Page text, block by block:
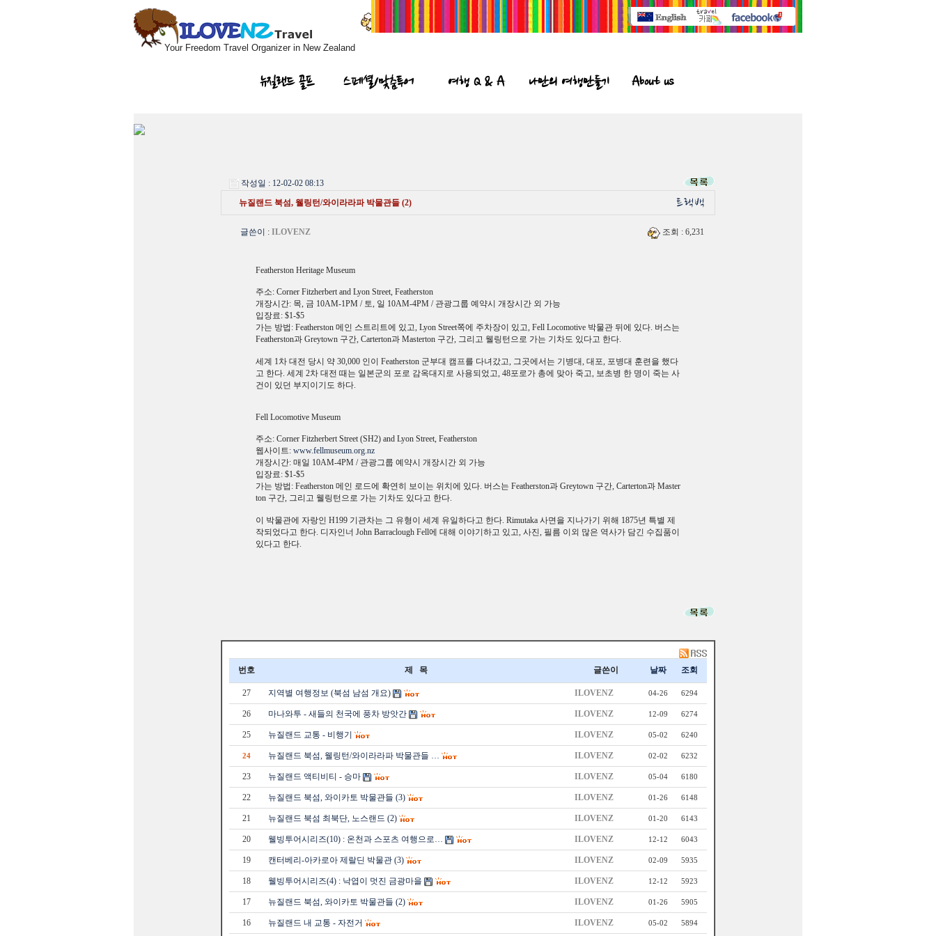
Your Freedom Travel Organizer in New Zealand
뉴질랜드 골프 스페셜/맞춤투어 여행 Q & A 나만의 여행만들기 About us
작성일 : 12-02-02 08:13
뉴질랜드 북섬, 웰링턴/와이라라파 박물관들 (2)
글쓴이 : ILOVENZ 조회 : 6,231
Featherston Heritage Museum
주소: Corner Fitzherbert and Lyon Street, Featherston
개장시간: 목, 금 10AM-1PM / 토, 일 10AM-4PM / 관광그룹 예약시 개장시간 외 가능
입장료: $1-$5
가는 방법: Featherston 메인 스트리트에 있고, Lyon Street쪽에 주차장이 있고, Fell Locomotive 박물관 뒤에 있다. 버스는
Featherston과 Greytown 구간, Carterton과 Masterton 구간, 그리고 웰링턴으로 가는 기차도 있다고 한다.
세계 1차 대전 당시 약 30,000 인이 Featherston 군부대 캠프를 다녀갔고, 그곳에서는 기병대, 대포, 포병대 훈련을 했다
고 한다. 세계 2차 대전 때는 일본군의 포로 감옥대지로 사용되었고, 48포로가 총에 맞아 죽고, 보초병 한 명이 죽는 사
건이 있던 부지이기도 하다.
Fell Locomotive Museum
주소: Corner Fitzherbert Street (SH2) and Lyon Street, Featherston
웹사이트: www.fellmuseum.org.nz
개장시간: 매일 10AM-4PM / 관광그룹 예약시 개장시간 외 가능
입장료: $1-$5
가는 방법: Featherston 메인 로드에 확연히 보이는 위치에 있다. 버스는 Featherston과 Greytown 구간, Carterton과 Master
ton 구간, 그리고 웰링턴으로 가는 기차도 있다고 한다.
이 박물관에 자랑인 H199 기관차는 그 유형이 세계 유일하다고 한다. Rimutaka 사면을 지나가기 위해 1875년 특별 제
작되었다고 한다. 디자인너 John Barraclough Fell에 대해 이야기하고 있고, 사진, 필름 이외 많은 역사가 담긴 수집품이
있다고 한다.
번호 제 목 글쓴이 날짜 조회
27 지역별 여행정보 (북섬 남섬 개요) ILOVENZ 04-26 6294
26 마나와투 - 새들의 천국에 풍차 방앗간 ILOVENZ 12-09 6274
25 뉴질랜드 교통 - 비행기 ILOVENZ 05-02 6240
24 뉴질랜드 북섬, 웰링턴/와이라라파 박물관들 … ILOVENZ 02-02 6232
23 뉴질랜드 액티비티 - 승마 ILOVENZ 05-04 6180
22 뉴질랜드 북섬, 와이카토 박물관들 (3) ILOVENZ 01-26 6148
21 뉴질랜드 북섬 최북단, 노스랜드 (2) ILOVENZ 01-20 6143
20 웰빙투어시리즈(10) : 온천과 스포츠 여행으로… ILOVENZ 12-12 6043
19 캔터베리-아카로아 제랄딘 박물관 (3) ILOVENZ 02-09 5935
18 웰빙투어시리즈(4) : 낙엽이 멋진 금광마을 ILOVENZ 12-12 5923
17 뉴질랜드 북섬, 와이카토 박물관들 (2) ILOVENZ 01-26 5905
16 뉴질랜드 내 교통 - 자전거 ILOVENZ 05-02 5894